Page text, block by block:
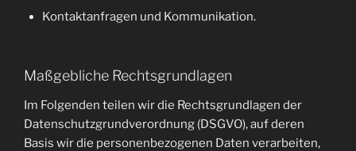
Kontaktanfragen und Kommunikation.
Maßgebliche Rechtsgrundlagen
Im Folgenden teilen wir die Rechtsgrundlagen der
Datenschutzgrundverordnung (DSGVO), auf deren
Basis wir die personenbezogenen Daten verarbeiten,